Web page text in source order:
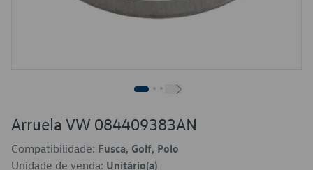
Arruela VW 084409383AN
Compatibilidade: Fusca, Golf, Polo
Unidade de venda: Unitário(a)